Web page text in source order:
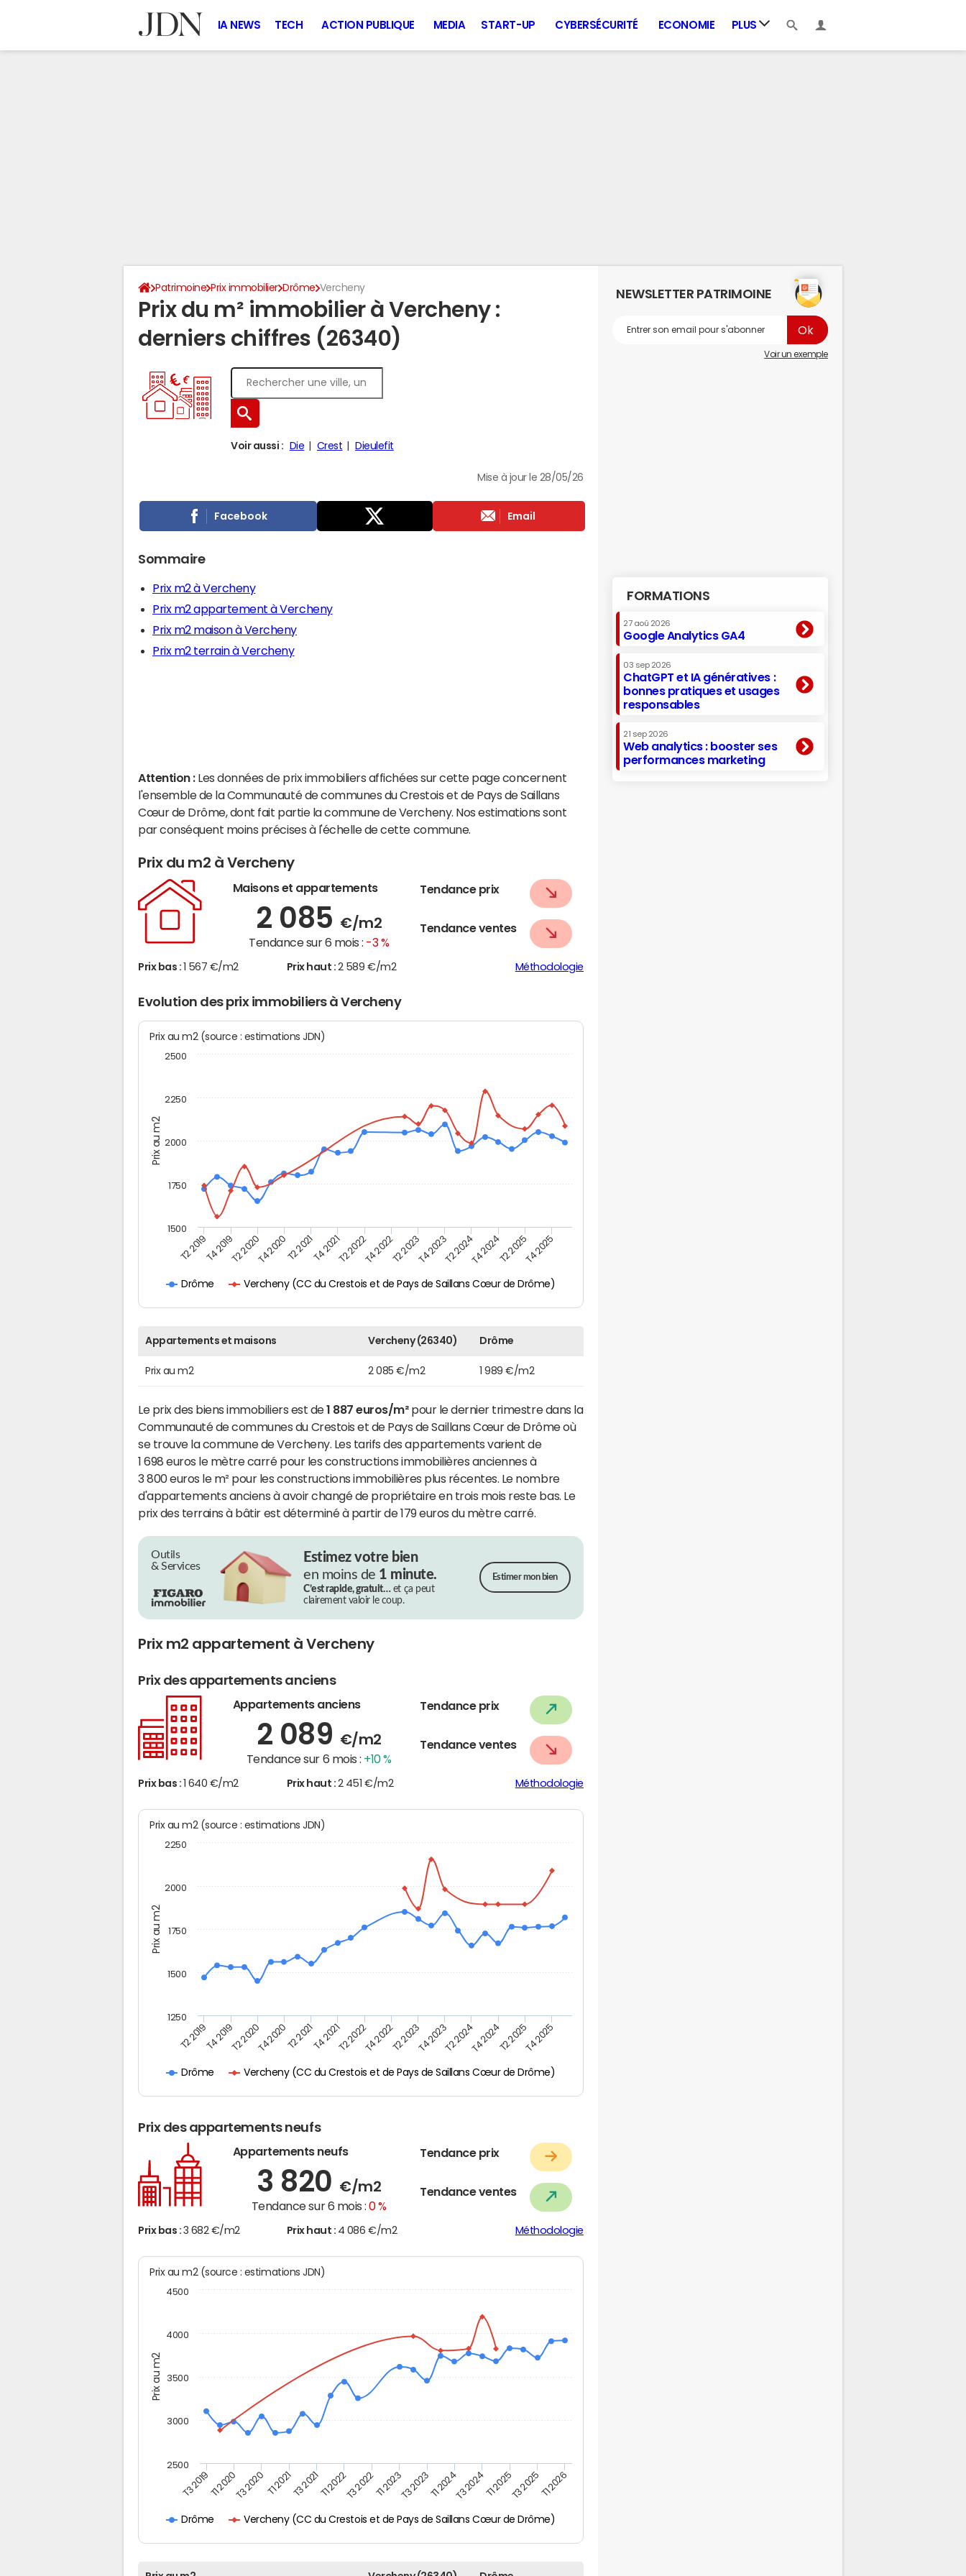
IA NEWS TECH ACTION PUBLIQUE MEDIA START-UP CYBERSÉCURITÉ ECONOMIE PLUS
Patrimoine Prix immobilier Drôme Vercheny
Prix du m² immobilier à Vercheny :
derniers chiffres (26340)
Voir aussi : Die Crest Dieulefit
Mise à jour le 28/05/26
Facebook Email
Sommaire
Prix m2 à Vercheny
Prix m2 appartement à Vercheny
Prix m2 maison à Vercheny
Prix m2 terrain à Vercheny
Attention : Les données de prix immobiliers affichées sur cette page concernent
l'ensemble de la Communauté de communes du Crestois et de Pays de Saillans
Cœur de Drôme, dont fait partie la commune de Vercheny. Nos estimations sont
par conséquent moins précises à l'échelle de cette commune.
Prix du m2 à Vercheny
Maisons et appartements
2 085 €/m2
Tendance sur 6 mois : -3 %
Tendance prix
Tendance ventes
Prix bas : 1 567 €/m2 Prix haut : 2 589 €/m2 Méthodologie
Evolution des prix immobiliers à Vercheny
Prix au m2
Prix au m2 (source : estimations JDN)
Drôme Vercheny (CC du Crestois et de Pays de Saillans Cœur de Drôme)
T2 2019T4 2019T2 2020T4 2020T2 2021T4 2021T2 2022T4 2022T2 2023T4 2023T2 2024T4 2024T2 2025T4 2025
2000
1500
1750
2250
2500
Appartements et maisons Vercheny (26340) Drôme
Prix au m2 2 085 €/m2 1 989 €/m2
Le prix des biens immobiliers est de1 887 euros/m²pour le dernier trimestre dans la
Communauté de communes du Crestois et de Pays de Saillans Cœur de Drôme où
se trouve la commune de Vercheny. Les tarifs des appartements varient de
1 698 euros le mètre carré pour les constructions immobilières anciennes à
3 800 euros le m² pour les constructions immobilières plus récentes. Le nombre
d'appartements anciens à avoir changé de propriétaire en trois mois reste bas. Le
prix des terrains à bâtir est déterminé à partir de 179 euros du mètre carré.
Outils
& Services
Estimez votre bien
en moins de 1 minute.
C’est rapide, gratuit…et ça peut
clairement valoir le coup.
Estimer mon bien
Prix m2 appartement à Vercheny
Prix des appartements anciens
Appartements anciens
2 089 €/m2
Tendance sur 6 mois : +10 %
Tendance prix
Tendance ventes
Prix bas : 1 640 €/m2 Prix haut : 2 451 €/m2 Méthodologie
Prix au m2
Prix au m2 (source : estimations JDN)
Drôme Vercheny (CC du Crestois et de Pays de Saillans Cœur de Drôme)
T2 2019T4 2019T2 2020T4 2020T2 2021T4 2021T2 2022T4 2022T2 2023T4 2023T2 2024T4 2024T2 2025T4 2025
2000
1250
1500
1750
2250
Prix des appartements neufs
Appartements neufs
3 820 €/m2
Tendance sur 6 mois :0 %
Tendance prix
Tendance ventes
Prix bas : 3 682 €/m2 Prix haut : 4 086 €/m2 Méthodologie
Prix au m2
Prix au m2 (source : estimations JDN)
Drôme Vercheny (CC du Crestois et de Pays de Saillans Cœur de Drôme)
T3 2019T1 2020T3 2020T1 2021T3 2021T1 2022T3 2022T1 2023T3 2023T1 2024T3 2024T1 2025T3 2025T1 2026
2500
3000
3500
4000
4500
NEWSLETTER PATRIMOINE
Voir un exemple
FORMATIONS
27 aoû 2026
Google Analytics GA4
03 sep 2026
ChatGPT et IA génératives :
bonnes pratiques et usages
responsables
21 sep 2026
Web analytics : booster ses
performances marketing